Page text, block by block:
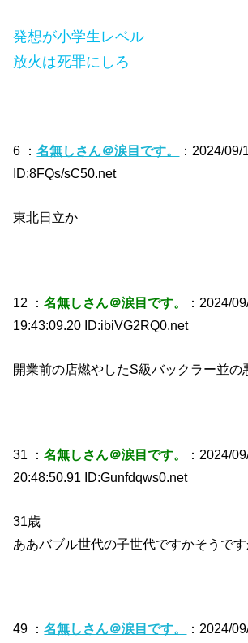
発想が小学生レベル
放火は死罪にしろ
6 ：名無しさん＠涙目です。
：2024/
ID:8FQs/sC50.net
東北日立か
12 ：名無しさん＠涙目です。
：2024/
19:43:09.20 ID:ibiVG2RQ0.net
開業前の店燃やしたS級バックラー並の
31 ：名無しさん＠涙目です。
：2024/
20:48:50.91 ID:Gunfdqws0.net
31歳
ああバブル世代の子世代ですかそうで
49 ：名無しさん＠涙目です。
：2024/